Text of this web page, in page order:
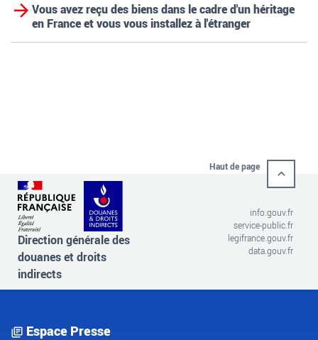
Vous avez reçu des biens dans le cadre d'un héritage
en France et vous vous installez à l'étranger
Haut de page
Direction générale des
douanes et droits
indirects
info.gouv.fr
service-public.fr
legifrance.gouv.fr
data.gouv.fr
Espace Presse